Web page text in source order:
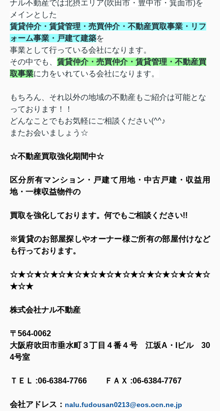
ナル不動産では北摂エリア(吹田市・豊中市・箕面市)を
メインとした
賃貸仲介・賃貸管理・売買仲介・不動産買取事業・リフ
ォーム事業・戸建て建築を
事業として行っている会社になります。
その中でも、 賃貸仲介・売買仲介・賃貸管理・不動産買
取事業に力をいれている会社になります。
もちろん、それ以外の地域の不動産もご紹介は可能とな
っております！！
どんなことでもお気軽にご相談ください(^^♪
またお会いましょう☆
☆不動産買取強化期間中☆
区分所有マンション・戸建て用地・中古戸建・収益用
地・一棟収益物件の
買取を強化しております。何でもご相談ください!!
※賃貸のお部屋探しやオーナー様ご所有の部屋付けなど
も行っております。
☆★☆★☆★☆★☆★☆★☆★☆★☆★☆★☆★☆★☆
★☆★
株式会社ナル不動産
〒 564-0062
大阪府吹田市垂水町３丁目４番４号 江坂A ・ ビル30
4号室
ＴＥＬ :06-6384-7766 ＦＡＸ :06-6384-7767
会社アドレス： nalu.fudousan0213@eos.ocn.ne.jp